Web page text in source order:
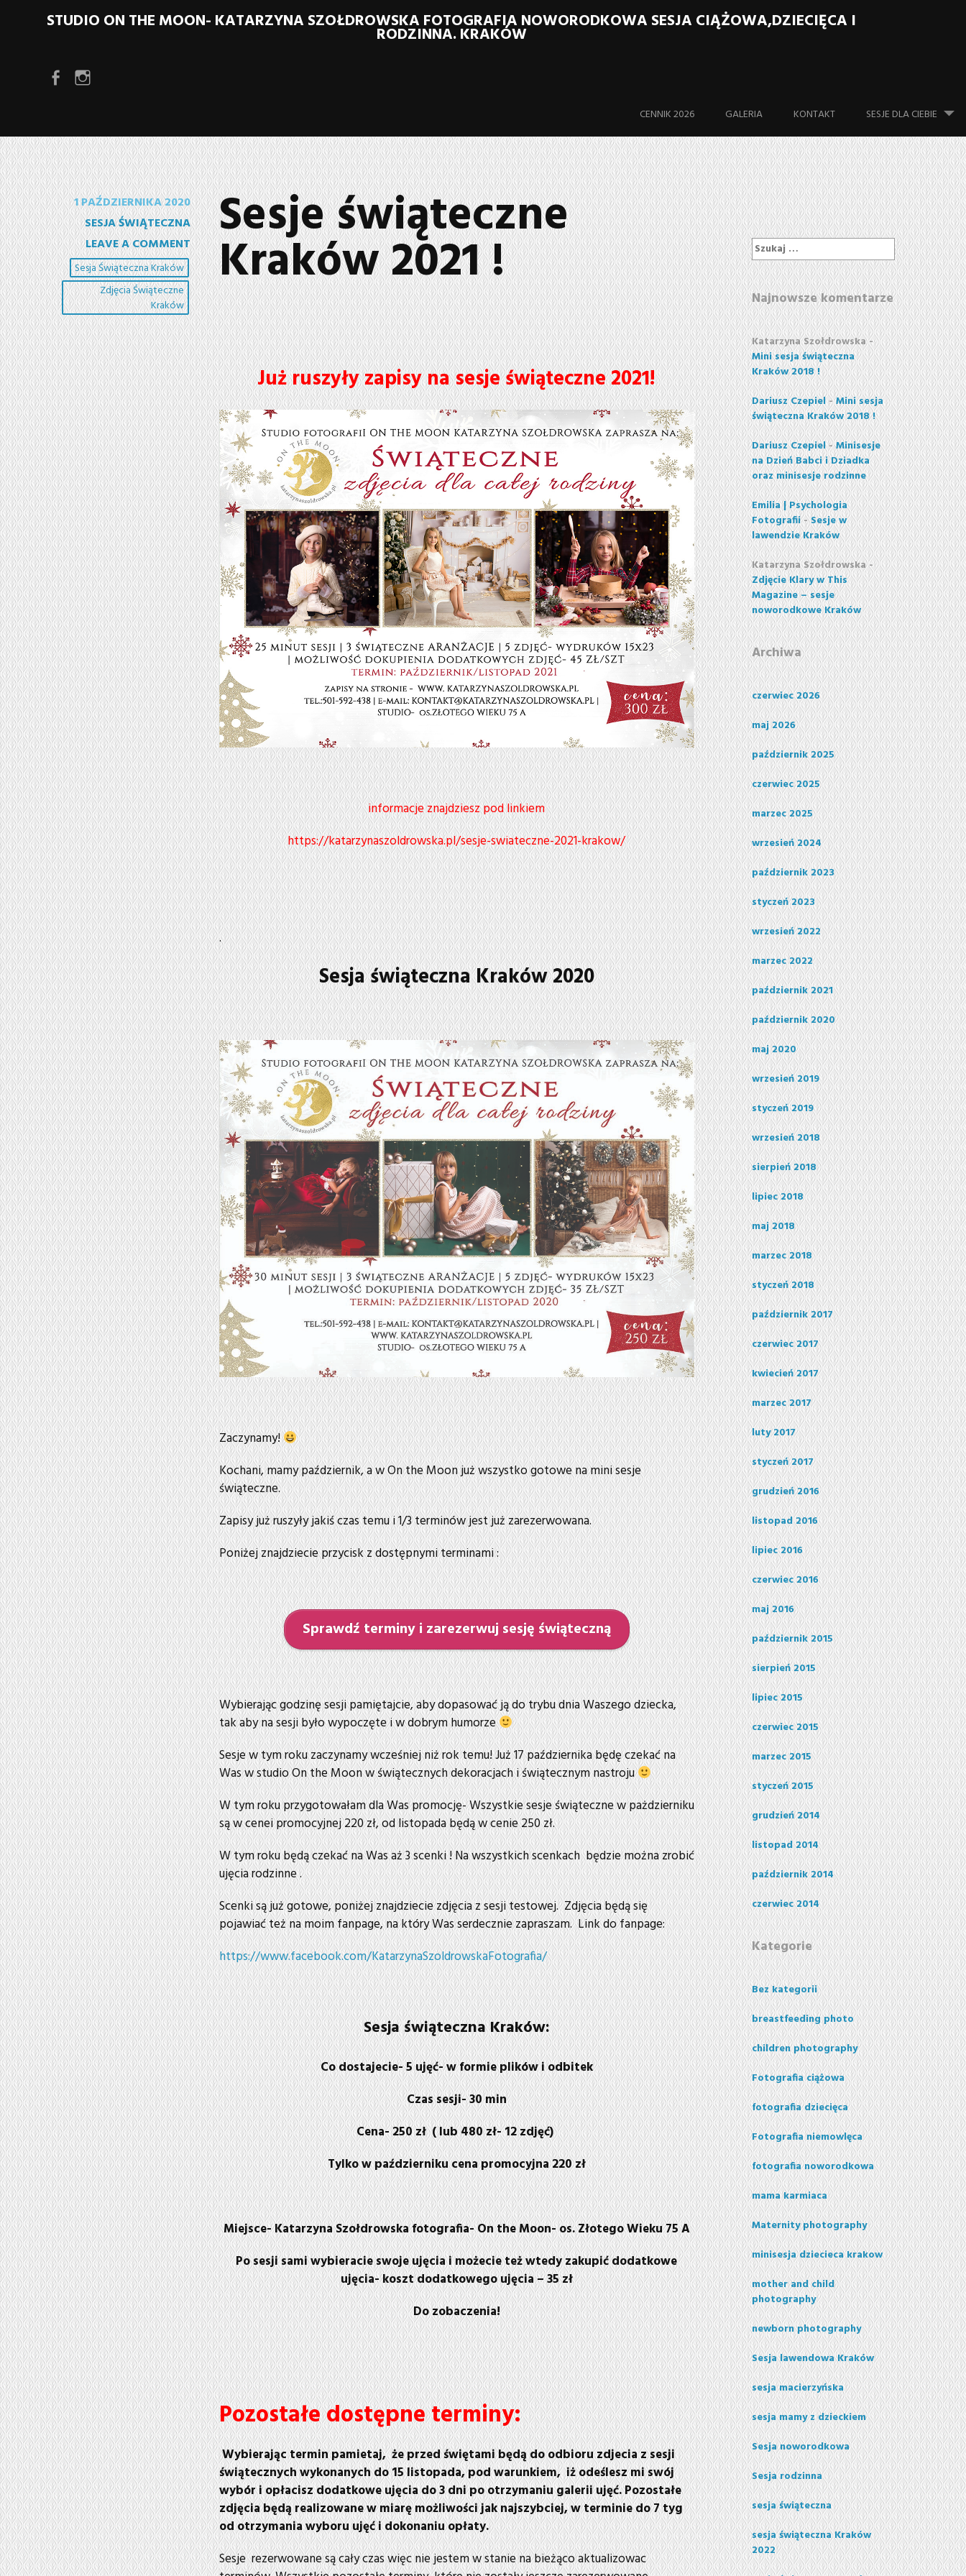
STUDIO ON THE MOON- KATARZYNA SZOŁDROWSKA FOTOGRAFIA NOWORODKOWA SESJA CIĄŻOWA,DZIECIĘCA I
RODZINNA. KRAKÓW
CENNIK 2026
GALERIA KONTAKT SESJE DLA CIEBIE
1 PAŹDZIERNIKA 2020
SESJA ŚWIĄTECZNA
LEAVE A COMMENT
Sesja Świąteczna Kraków
Zdjęcia Świąteczne
Kraków
Sesje świąteczne
Kraków 2021 !
Już ruszyły zapisy na sesje świąteczne 2021!
informacje znajdziesz pod linkiem
https://katarzynaszoldrowska.pl/sesje-swiateczne-2021-krakow/
.
Sesja świąteczna Kraków 2020
Zaczynamy!
Kochani, mamy październik, a w On the Moon już wszystko gotowe na mini sesje
świąteczne.
Zapisy już ruszyły jakiś czas temu i 1/3 terminów jest już zarezerwowana.
Poniżej znajdziecie przycisk z dostępnymi terminami :
Sprawdź terminy i zarezerwuj sesję świąteczną
Wybierając godzinę sesji pamiętajcie, aby dopasować ją do trybu dnia Waszego dziecka,
tak aby na sesji było wypoczęte i w dobrym humorze
Sesje w tym roku zaczynamy wcześniej niż rok temu! Już 17 października będę czekać na
Was w studio On the Moon w świątecznych dekoracjach i świątecznym nastroju
W tym roku przygotowałam dla Was promocję- Wszystkie sesje świąteczne w pażdzierniku
są w cenei promocyjnej 220 zł, od listopada będą w cenie 250 zł.
W tym roku będą czekać na Was aż 3 scenki ! Na wszystkich scenkach będzie można zrobić
ujęcia rodzinne .
Scenki są już gotowe, poniżej znajdziecie zdjęcia z sesji testowej. Zdjęcia będą się
pojawiać też na moim fanpage, na który Was serdecznie zapraszam. Link do fanpage:
https://www.facebook.com/KatarzynaSzoldrowskaFotografia/
Sesja świąteczna Kraków:
Co dostajecie- 5 ujęć- w formie plików i odbitek
Czas sesji- 30 min
Cena- 250 zł ( lub 480 zł- 12 zdjęć)
Tylko w październiku cena promocyjna 220 zł
Miejsce- Katarzyna Szołdrowska fotografia- On the Moon- os. Złotego Wieku 75 A
Po sesji sami wybieracie swoje ujęcia i możecie też wtedy zakupić dodatkowe
ujęcia- koszt dodatkowego ujęcia – 35 zł
Do zobaczenia!
Pozostałe dostępne terminy:
Wybierając termin pamietaj, że przed świętami będą do odbioru zdjecia z sesji
świątecznych wykonanych do 15 listopada, pod warunkiem, iż odeślesz mi swój
wybór i opłacisz dodatkowe ujęcia do 3 dni po otrzymaniu galerii ujęć. Pozostałe
zdjęcia będą realizowane w miarę możliwości jak najszybciej, w terminie do 7 tyg
od otrzymania wyboru ujęć i dokonaniu opłaty.
Sesje rezerwowane są cały czas więc nie jestem w stanie na bieżąco aktualizowac
Szukaj:
Najnowsze komentarze
Katarzyna Szołdrowska-
Mini sesja świąteczna
Kraków 2018 !
Dariusz Czepiel-Mini sesja
świąteczna Kraków 2018 !
Dariusz Czepiel-Minisesje
na Dzień Babci i Dziadka
oraz minisesje rodzinne
Emilia | Psychologia
Fotografii-Sesje w
lawendzie Kraków
Katarzyna Szołdrowska-
Zdjęcie Klary w This
Magazine – sesje
noworodkowe Kraków
Archiwa
czerwiec 2026
maj 2026
październik 2025
czerwiec 2025
marzec 2025
wrzesień 2024
październik 2023
styczeń 2023
wrzesień 2022
marzec 2022
październik 2021
październik 2020
maj 2020
wrzesień 2019
styczeń 2019
wrzesień 2018
sierpień 2018
lipiec 2018
maj 2018
marzec 2018
styczeń 2018
październik 2017
czerwiec 2017
kwiecień 2017
marzec 2017
luty 2017
styczeń 2017
grudzień 2016
listopad 2016
lipiec 2016
czerwiec 2016
maj 2016
październik 2015
sierpień 2015
lipiec 2015
czerwiec 2015
marzec 2015
styczeń 2015
grudzień 2014
listopad 2014
październik 2014
czerwiec 2014
Kategorie
Bez kategorii
breastfeeding photo
children photography
Fotografia ciążowa
fotografia dziecięca
Fotografia niemowlęca
fotografia noworodkowa
mama karmiaca
Maternity photography
minisesja dziecieca krakow
mother and child
photography
newborn photography
Sesja lawendowa Kraków
sesja macierzyńska
sesja mamy z dzieckiem
Sesja noworodkowa
Sesja rodzinna
sesja świąteczna
sesja świąteczna Kraków
2022